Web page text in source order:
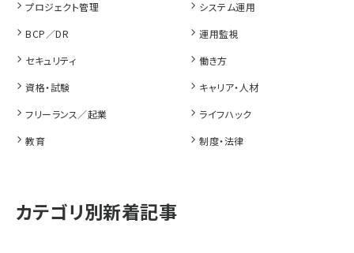
プロジェクト管理
システム運用
BCP／DR
運用監視
セキュリティ
働き方
資格・試験
キャリア・人材
フリーランス／起業
ライフハック
教育
制度・法律
カテゴリ別新着記事